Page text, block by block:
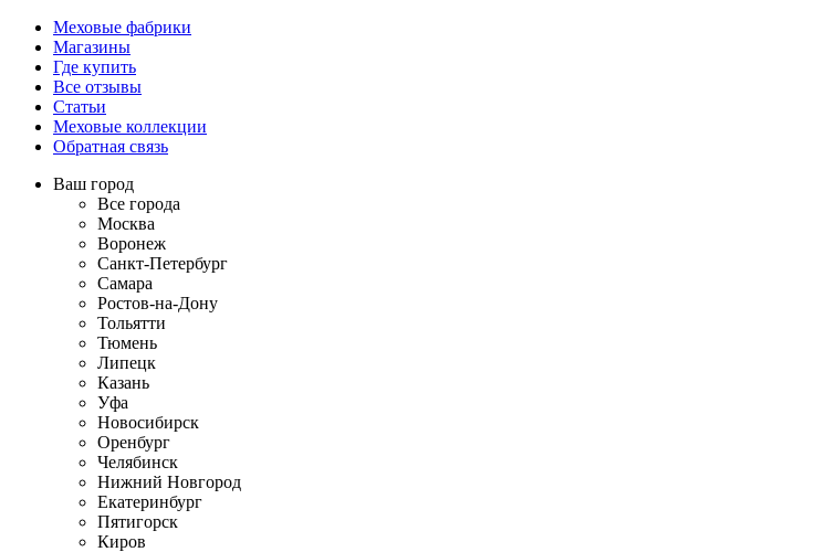
Меховые фабрики
Магазины
Где купить
Все отзывы
Статьи
Меховые коллекции
Обратная связь
Ваш город
Все города
Москва
Воронеж
Санкт-Петербург
Самара
Ростов-на-Дону
Тольятти
Тюмень
Липецк
Казань
Уфа
Новосибирск
Оренбург
Челябинск
Нижний Новгород
Екатеринбург
Пятигорск
Киров